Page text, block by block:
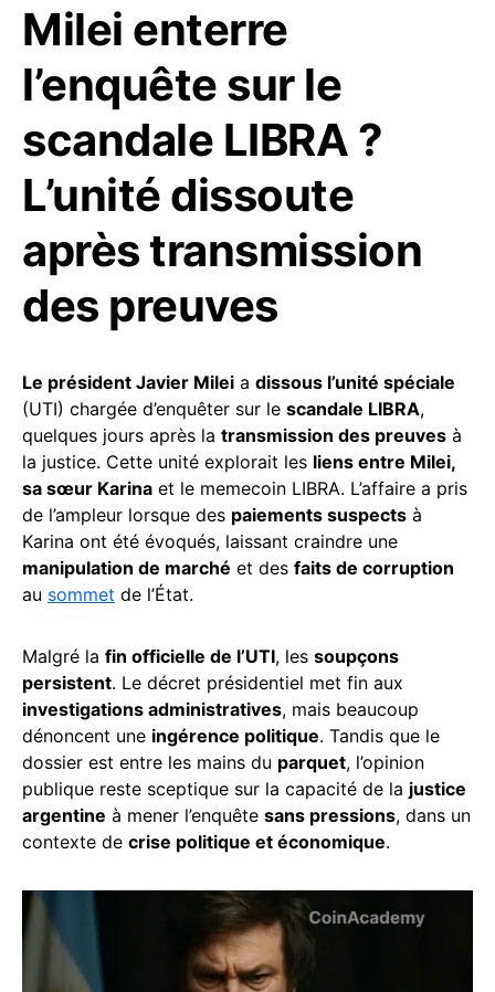
Milei enterre
l’enquête sur le
scandale LIBRA ?
L’unité dissoute
après transmission
des preuves
Le président Javier Milei a dissous l’unité spéciale
(UTI) chargée d’enquêter sur le scandale LIBRA,
quelques jours après la transmission des preuves à
la justice. Cette unité explorait les liens entre Milei,
sa sœur Karina et le memecoin LIBRA. L’affaire a pris
de l’ampleur lorsque des paiements suspects à
Karina ont été évoqués, laissant craindre une
manipulation de marché et des faits de corruption
au sommet de l’État.
Malgré la fin officielle de l’UTI, les soupçons
persistent. Le décret présidentiel met fin aux
investigations administratives, mais beaucoup
dénoncent une ingérence politique. Tandis que le
dossier est entre les mains du parquet, l’opinion
publique reste sceptique sur la capacité de la justice
argentine à mener l’enquête sans pressions, dans un
contexte de crise politique et économique.